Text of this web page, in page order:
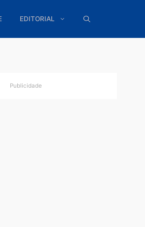
EXPEDIENTE EDITORIAL